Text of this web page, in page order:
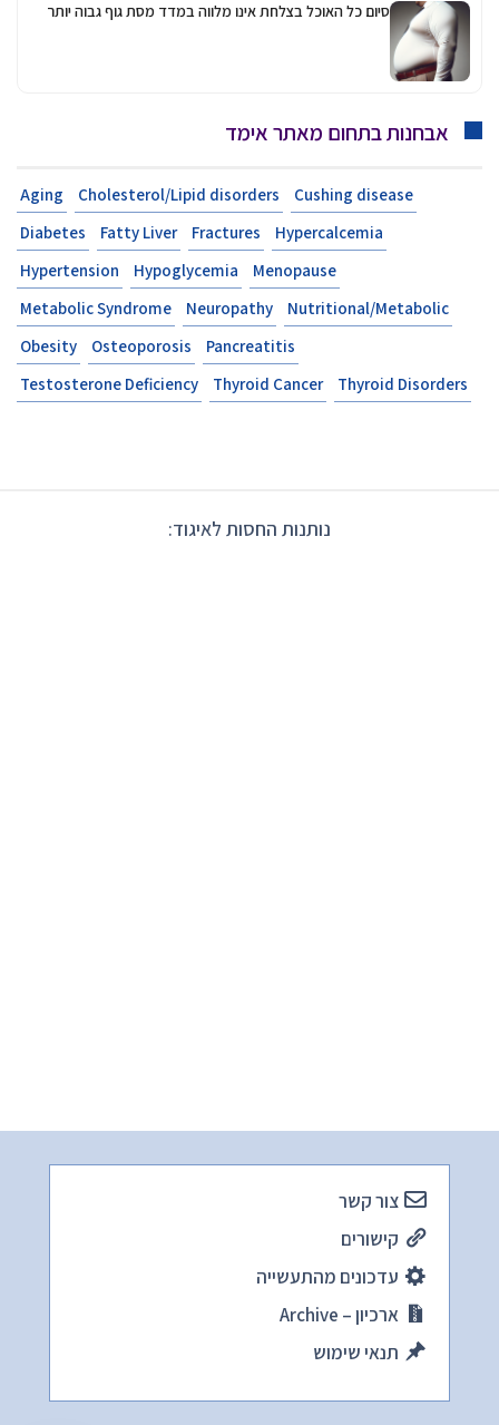
סיום כל האוכל בצלחת אינו מלווה במדד מסת גוף גבוה יותר
אבחנות בתחום מאתר אימד
Aging Cholesterol/Lipid disorders
Cushing disease
Diabetes
Fatty Liver Fractures
Hypercalcemia
Hypertension
Hypoglycemia
Menopause
Metabolic Syndrome
Neuropathy
Nutritional/Metabolic
Obesity
Osteoporosis
Pancreatitis
Testosterone Deficiency
Thyroid Cancer Thyroid Disorders
נותנות החסות לאיגוד:
צור קשר
קישורים
עדכונים מהתעשייה
ארכיון – Archive
תנאי שימוש